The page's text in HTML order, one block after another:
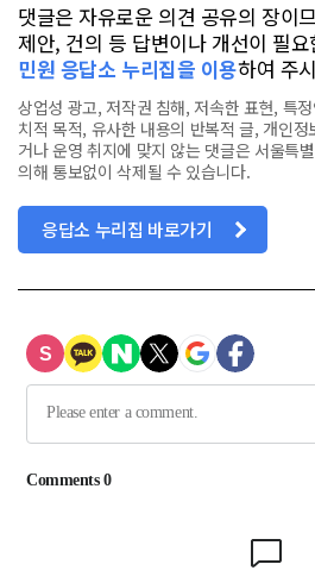
댓글은 자유로운 의견 공유의 장이
제안, 건의 등 답변이나 개선이 필
민원 응답소 누리집을 이용하여 주
상업성 광고, 저작권 침해, 저속한 표현, 특
치적 목적, 유사한 내용의 반복적 글, 개인
거나 운영 취지에 맞지 않는 댓글은 서울특
의해 통보없이 삭제될 수 있습니다.
응답소 누리집 바로가기